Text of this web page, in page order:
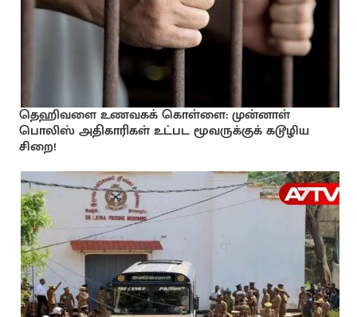
தெஹிவளை உணவகக் கொள்ளை: முன்னாள்
பொலிஸ் அதிகாரிகள் உட்பட மூவருக்குக் கடூழிய
சிறை!